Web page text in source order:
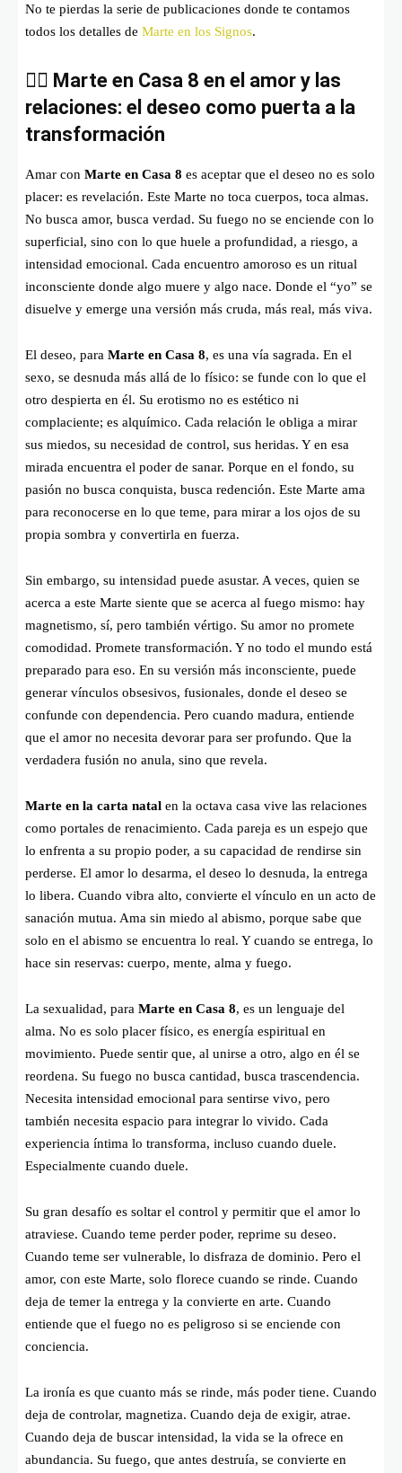
No te pierdas la serie de publicaciones donde te contamos
todos los detalles de Marte en los Signos.
❤️‍🔥 Marte en Casa 8 en el amor y las
relaciones: el deseo como puerta a la
transformación
Amar con Marte en Casa 8 es aceptar que el deseo no es solo
placer: es revelación. Este Marte no toca cuerpos, toca almas.
No busca amor, busca verdad. Su fuego no se enciende con lo
superficial, sino con lo que huele a profundidad, a riesgo, a
intensidad emocional. Cada encuentro amoroso es un ritual
inconsciente donde algo muere y algo nace. Donde el “yo” se
disuelve y emerge una versión más cruda, más real, más viva.
El deseo, para Marte en Casa 8, es una vía sagrada. En el
sexo, se desnuda más allá de lo físico: se funde con lo que el
otro despierta en él. Su erotismo no es estético ni
complaciente; es alquímico. Cada relación le obliga a mirar
sus miedos, su necesidad de control, sus heridas. Y en esa
mirada encuentra el poder de sanar. Porque en el fondo, su
pasión no busca conquista, busca redención. Este Marte ama
para reconocerse en lo que teme, para mirar a los ojos de su
propia sombra y convertirla en fuerza.
Sin embargo, su intensidad puede asustar. A veces, quien se
acerca a este Marte siente que se acerca al fuego mismo: hay
magnetismo, sí, pero también vértigo. Su amor no promete
comodidad. Promete transformación. Y no todo el mundo está
preparado para eso. En su versión más inconsciente, puede
generar vínculos obsesivos, fusionales, donde el deseo se
confunde con dependencia. Pero cuando madura, entiende
que el amor no necesita devorar para ser profundo. Que la
verdadera fusión no anula, sino que revela.
Marte en la carta natal en la octava casa vive las relaciones
como portales de renacimiento. Cada pareja es un espejo que
lo enfrenta a su propio poder, a su capacidad de rendirse sin
perderse. El amor lo desarma, el deseo lo desnuda, la entrega
lo libera. Cuando vibra alto, convierte el vínculo en un acto de
sanación mutua. Ama sin miedo al abismo, porque sabe que
solo en el abismo se encuentra lo real. Y cuando se entrega, lo
hace sin reservas: cuerpo, mente, alma y fuego.
La sexualidad, para Marte en Casa 8, es un lenguaje del
alma. No es solo placer físico, es energía espiritual en
movimiento. Puede sentir que, al unirse a otro, algo en él se
reordena. Su fuego no busca cantidad, busca trascendencia.
Necesita intensidad emocional para sentirse vivo, pero
también necesita espacio para integrar lo vivido. Cada
experiencia íntima lo transforma, incluso cuando duele.
Especialmente cuando duele.
Su gran desafío es soltar el control y permitir que el amor lo
atraviese. Cuando teme perder poder, reprime su deseo.
Cuando teme ser vulnerable, lo disfraza de dominio. Pero el
amor, con este Marte, solo florece cuando se rinde. Cuando
deja de temer la entrega y la convierte en arte. Cuando
entiende que el fuego no es peligroso si se enciende con
conciencia.
La ironía es que cuanto más se rinde, más poder tiene. Cuando
deja de controlar, magnetiza. Cuando deja de exigir, atrae.
Cuando deja de buscar intensidad, la vida se la ofrece en
abundancia. Su fuego, que antes destruía, se convierte en